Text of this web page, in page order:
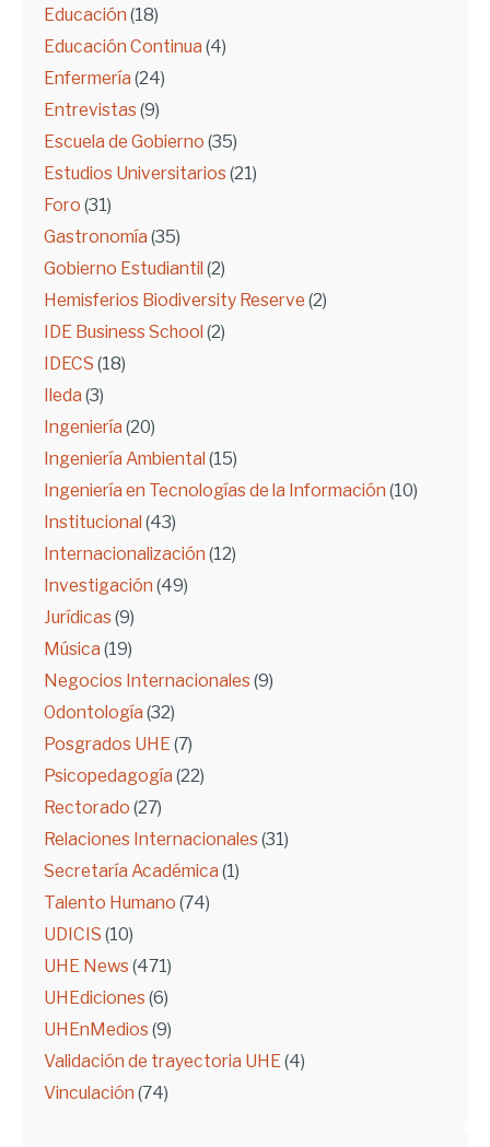
Educación (18)
Educación Continua (4)
Enfermería (24)
Entrevistas (9)
Escuela de Gobierno (35)
Estudios Universitarios (21)
Foro (31)
Gastronomía (35)
Gobierno Estudiantil (2)
Hemisferios Biodiversity Reserve (2)
IDE Business School (2)
IDECS (18)
Ileda (3)
Ingeniería (20)
Ingeniería Ambiental (15)
Ingeniería en Tecnologías de la Información (10)
Institucional (43)
Internacionalización (12)
Investigación (49)
Jurídicas (9)
Música (19)
Negocios Internacionales (9)
Odontología (32)
Posgrados UHE (7)
Psicopedagogía (22)
Rectorado (27)
Relaciones Internacionales (31)
Secretaría Académica (1)
Talento Humano (74)
UDICIS (10)
UHE News (471)
UHEdiciones (6)
UHEnMedios (9)
Validación de trayectoria UHE (4)
Vinculación (74)